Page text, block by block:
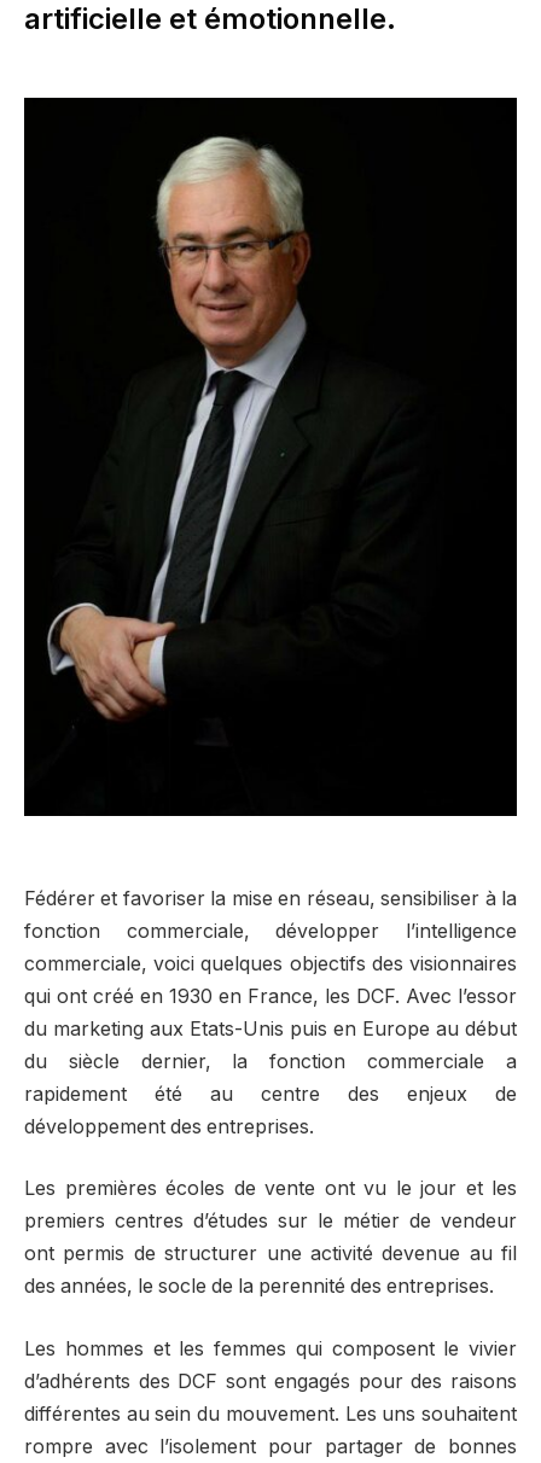
artificielle et émotionnelle.
Fédérer et favoriser la mise en réseau, sensibiliser à la
fonction commerciale, développer l’intelligence
commerciale, voici quelques objectifs des visionnaires
qui ont créé en 1930 en France, les DCF. Avec l’essor
du marketing aux Etats-Unis puis en Europe au début
du siècle dernier, la fonction commerciale a
rapidement été au centre des enjeux de
développement des entreprises.
Les premières écoles de vente ont vu le jour et les
premiers centres d’études sur le métier de vendeur
ont permis de structurer une activité devenue au fil
des années, le socle de la perennité des entreprises.
Les hommes et les femmes qui composent le vivier
d’adhérents des DCF sont engagés pour des raisons
différentes au sein du mouvement. Les uns souhaitent
rompre avec l’isolement pour partager de bonnes